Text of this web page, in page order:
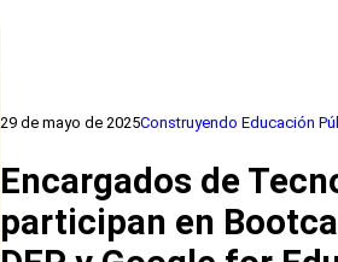
29 de mayo de 2025Construyendo Educación
Encargados de
participan en